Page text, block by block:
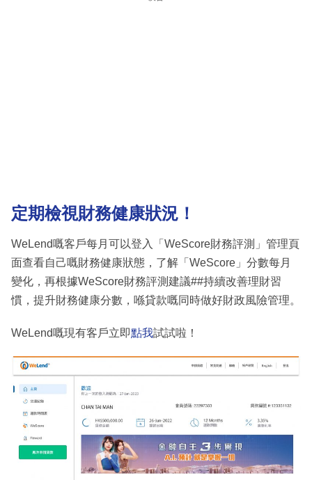
定期檢視財務健康狀況！
WeLend嘅客戶每月可以登入「WeScore財務評測」管理頁
面查看自己嘅財務健康狀態，了解「WeScore」分數每月
變化，再根據WeScore財務評測建議##持續改善理財習
慣，提升財務健康分數，喺貸款嘅同時做好財政風險管理。
WeLend嘅現有客戶立即點我試試啦！